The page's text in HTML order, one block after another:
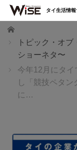
ホーム
トピック・オ
ショーネタ〜
今年12月にタ
し「競技ペタ
に…
タイ生活情報